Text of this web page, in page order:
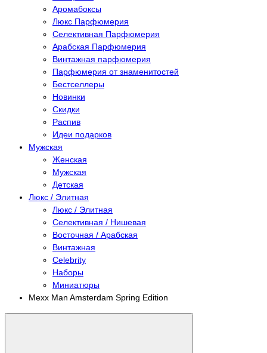
Аромабоксы
Люкс Парфюмерия
Селективная Парфюмерия
Арабская Парфюмерия
Винтажная парфюмерия
Парфюмерия от знаменитостей
Бестселлеры
Новинки
Скидки
Распив
Идеи подарков
Мужская
Женская
Мужская
Детская
Люкс / Элитная
Люкс / Элитная
Селективная / Нишевая
Восточная / Арабская
Винтажная
Celebrity
Наборы
Миниатюры
Mexx Man Amsterdam Spring Edition